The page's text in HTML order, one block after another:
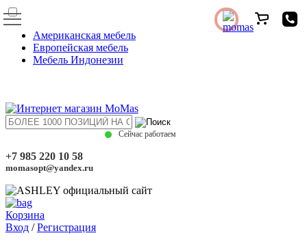
Американская мебель
Европейская мебель
Мебель Индонезии
Сейчас работаем
+7 985 220 10 58
momasopt@yandex.ru
Корзина
Вход /Регистрация